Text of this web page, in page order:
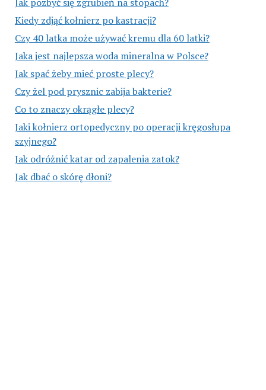
Kiedy zdjąć kołnierz po kastracji?
Czy 40 latka może używać kremu dla 60 latki?
Jaka jest najlepsza woda mineralna w Polsce?
Jak spać żeby mieć proste plecy?
Czy żel pod prysznic zabija bakterie?
Co to znaczy okrągłe plecy?
Jaki kołnierz ortopedyczny po operacji kręgosłupa
szyjnego?
Jak odróżnić katar od zapalenia zatok?
Jak dbać o skórę dłoni?